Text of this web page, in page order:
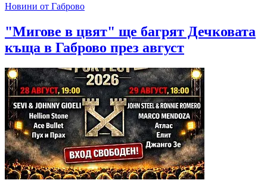
Новини от Габрово
"Мигове в цвят" ще багрят Дечковата
къща в Габрово през август